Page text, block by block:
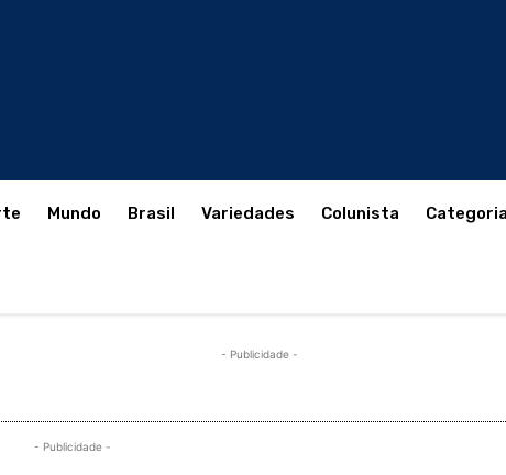
Mundo Brasil Variedades Colunista
- Publicidade -
- Publicidade -